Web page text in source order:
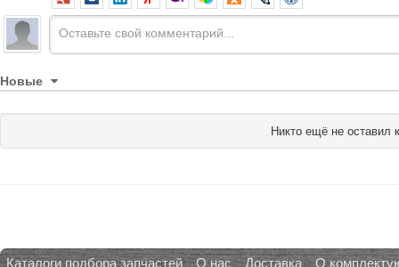
Новые
Никто ещё не оставил
Каталоги подбора запчастей О нас Доставка О